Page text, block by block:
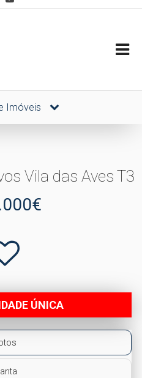
Imóveis
Vila das Aves T3
ÚNICA